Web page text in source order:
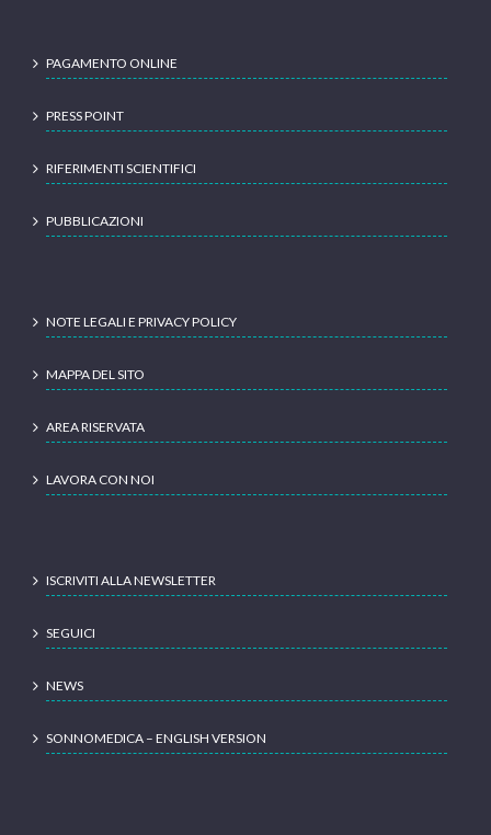
PAGAMENTO ONLINE
PRESS POINT
RIFERIMENTI SCIENTIFICI
PUBBLICAZIONI
NOTE LEGALI E PRIVACY POLICY
MAPPA DEL SITO
AREA RISERVATA
LAVORA CON NOI
ISCRIVITI ALLA NEWSLETTER
SEGUICI
NEWS
SONNOMEDICA – ENGLISH VERSION